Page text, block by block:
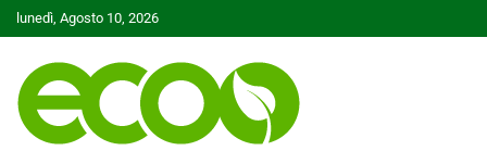
Skip
to
lunedì, Agosto 10, 2026